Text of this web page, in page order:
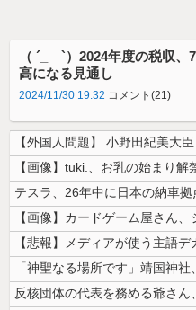
（ ´_ゝ`）2024年度の税収
高になる見通し
2024/11/30 19:32 コメント(21)
【画像】tuki.、お乳の始まり